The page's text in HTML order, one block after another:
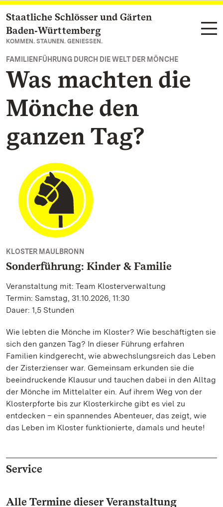
Zum Hauptinhalt springen
Staatliche Schlösser und Gärten
Baden‑Württemberg
KOMMEN. STAUNEN. GENIESSEN.
FAMILIENFÜHRUNG DURCH DIE WELT DER MÖNCHE
Was machten die
Mönche den
ganzen Tag?
KLOSTER MAULBRONN
Sonderführung: Kinder & Familie
Veranstaltung mit: Team Klosterverwaltung
Termin: Samstag, 31.10.2026, 11:30
Dauer: 1,5 Stunden
Wie lebten die Mönche im Kloster? Wie beschäftigten sie
sich den ganzen Tag? In dieser Führung erfahren
Familien kindgerecht, wie abwechslungsreich das Leben
der Zisterzienser war. Gemeinsam erkunden sie die
beeindruckende Klausur und tauchen dabei in den Alltag
der Mönche im Mittelalter ein. Auf ihrem Weg von der
Klosterpforte bis zur Klosterkirche gibt es viel zu
entdecken – ein spannendes Abenteuer, das zeigt, wie
das Leben im Kloster funktionierte, damals und heute!
Service
Alle Termine dieser Veranstaltung